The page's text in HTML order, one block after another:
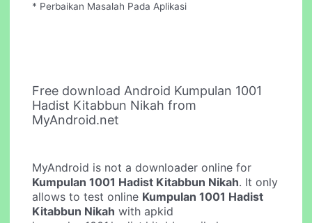
* Perbaikan Masalah Pada Aplikasi
Free download Android Kumpulan 1001
Hadist Kitabbun Nikah from
MyAndroid.net
MyAndroid is not a downloader online for
Kumpulan 1001 Hadist Kitabbun Nikah. It only
allows to test online Kumpulan 1001 Hadist
Kitabbun Nikah with apkid